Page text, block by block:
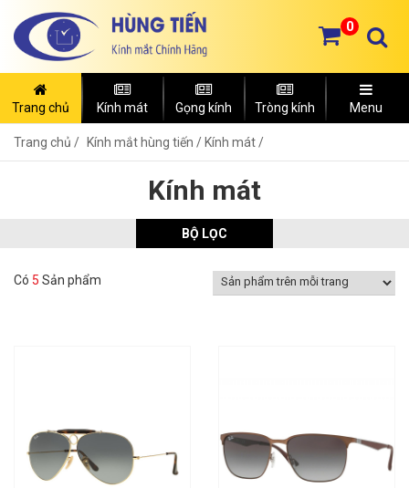
0
Trang chủ Kính mát Gọng kính Tròng kính Menu
Trang chủ Kính mắt hùng tiến / Kính mát /
Kính mát
BỘ LỌC
Có 5 Sản phẩm